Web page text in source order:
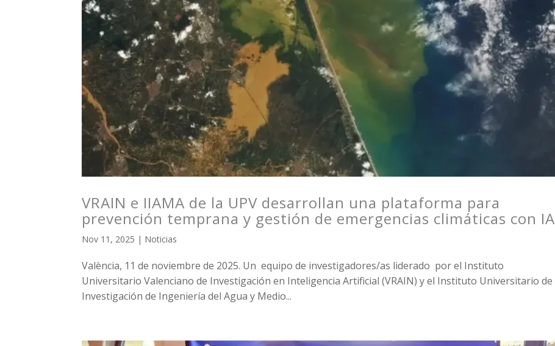
VRAIN e IIAMA de la UPV desarrollan una plataforma para
prevención temprana y gestión de emergencias climáticas con IA
Nov 11, 2025 | Noticias
València, 11 de noviembre de 2025. Un equipo de investigadores/as liderado por el Instituto
Universitario Valenciano de Investigación en Inteligencia Artificial (VRAIN) y el Instituto Universitario de
Investigación de Ingeniería del Agua y Medio...